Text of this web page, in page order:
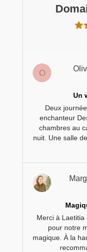
O
Un
Deux
enchanteur
chambres au
nuit. Une salle
Merci à
pour notre
magique. À la